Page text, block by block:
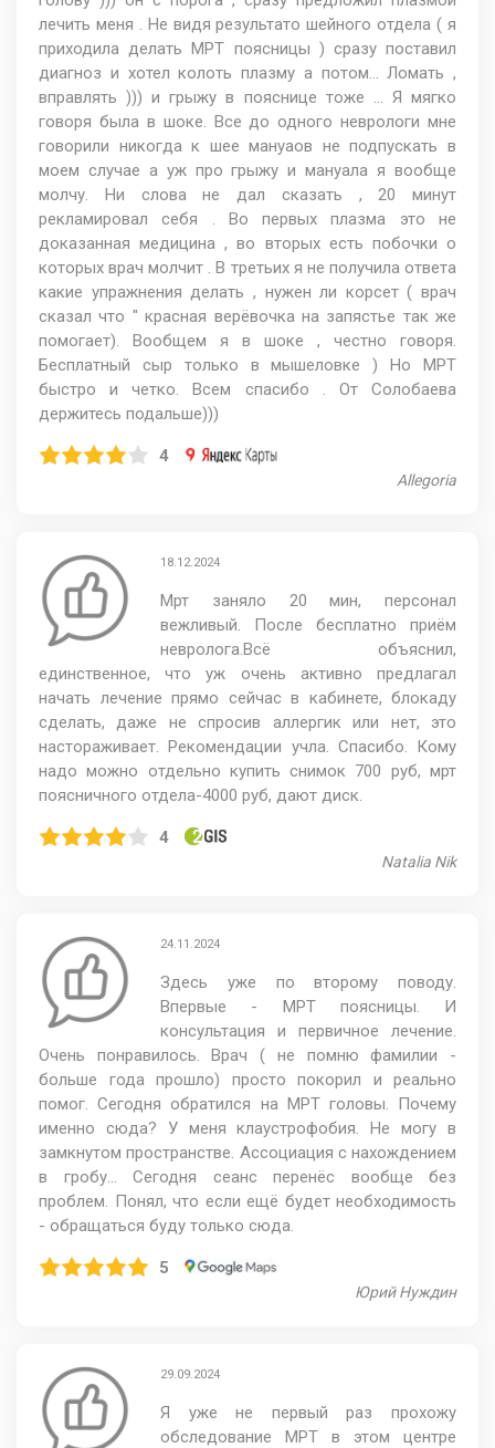
лечить меня . Не видя результато шейного отдела ( я
приходила делать МРТ поясницы ) сразу поставил
диагноз и хотел колоть плазму а потом... Ломать ,
вправлять ))) и грыжу в пояснице тоже ... Я мягко
говоря была в шоке. Все до одного неврологи мне
говорили никогда к шее мануаов не подпускать в
моем случае а уж про грыжу и мануала я вообще
молчу. Ни слова не дал сказать , 20 минут
рекламировал себя . Во первых плазма это не
доказанная медицина , во вторых есть побочки о
которых врач молчит . В третьих я не получила ответа
какие упражнения делать , нужен ли корсет ( врач
сказал что " красная верёвочка на запястье так же
помогает). Вообщем я в шоке , честно говоря.
Бесплатный сыр только в мышеловке ) Но МРТ
быстро и четко. Всем спасибо . От Солобаева
держитесь подальше)))
4
Allegoria
18.12.2024
Мрт заняло 20 мин, персонал
вежливый. После бесплатно приём
невролога.Всё объяснил,
единственное, что уж очень активно предлагал
начать лечение прямо сейчас в кабинете, блокаду
сделать, даже не спросив аллергик или нет, это
настораживает. Рекомендации учла. Спасибо. Кому
надо можно отдельно купить снимок 700 руб, мрт
поясничного отдела-4000 руб, дают диск.
4
​Natalia Nik​
24.11.2024
Здесь уже по второму поводу.
Впервые - МРТ поясницы. И
консультация и первичное лечение.
Очень понравилось. Врач ( не помню фамилии -
больше года прошло) просто покорил и реально
помог. Сегодня обратился на МРТ головы. Почему
именно сюда? У меня клаустрофобия. Не могу в
замкнутом пространстве. Ассоциация с нахождением
в гробу... Сегодня сеанс перенёс вообще без
проблем. Понял, что если ещё будет необходимость
- обращаться буду только сюда.
5
Юрий Нуждин
29.09.2024
Я уже не первый раз прохожу
обследование МРТ в этом центре